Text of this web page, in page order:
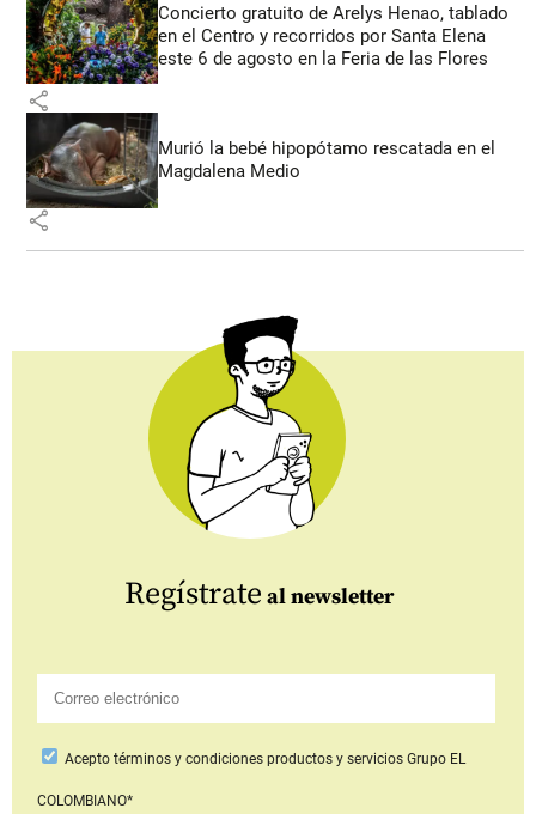
Concierto gratuito de Arelys Henao, tablado
en el Centro y recorridos por Santa Elena
este 6 de agosto en la Feria de las Flores
share
Murió la bebé hipopótamo rescatada en el
Magdalena Medio
share
Regístrate al newsletter
Aceptotérminos y condiciones productos y serviciosGrupo EL
COLOMBIANO*